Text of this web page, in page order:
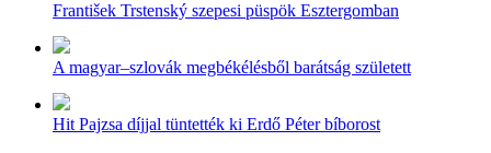
František Trstenský szepesi püspök Esztergomban
A magyar–szlovák megbékélésből barátság született
Hit Pajzsa díjjal tüntették ki Erdő Péter bíborost